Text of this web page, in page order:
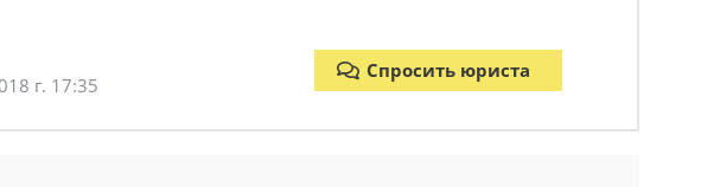
г. 17:35
Спросить юриста